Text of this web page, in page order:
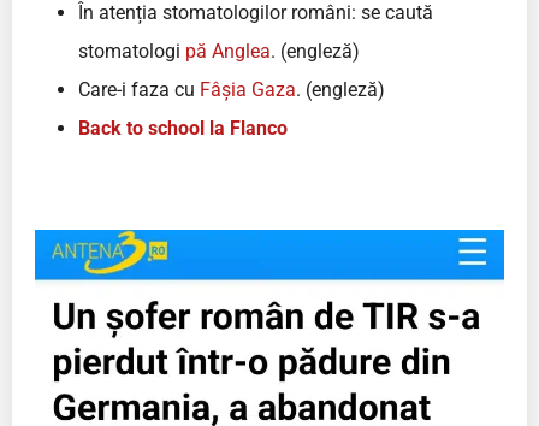
În atenția stomatologilor români: se caută
stomatologi pă Anglea. (engleză)
Care-i faza cu Fâșia Gaza. (engleză)
Back to school la Flanco